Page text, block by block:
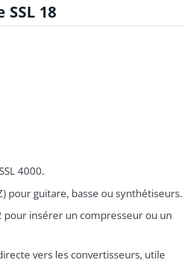
18
4000.
pour guitare, basse ou synthétiseurs.
pour insérer un compresseur ou un
vers les convertisseurs, utile